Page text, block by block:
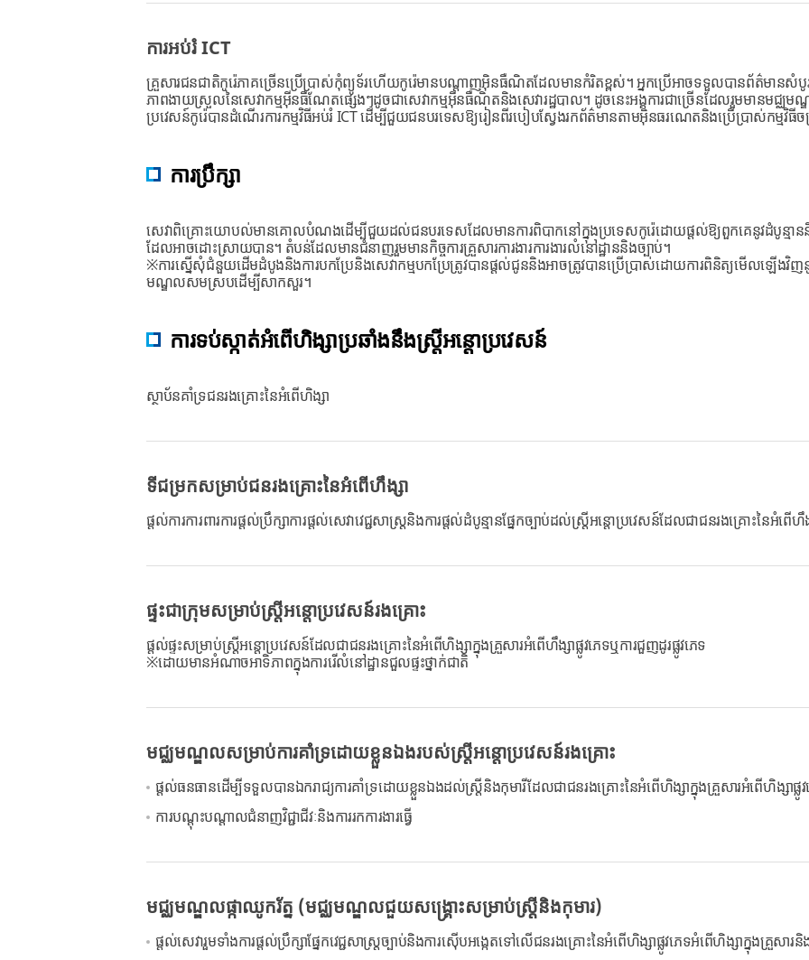
ការអប់រំ ICT
គ្រួសារជនជាតិកូរ៉េភាគច្រើនប្រើប្រាស់កុំព្យូទ័រហើយកូរ៉េមានបណ្តាញអ៊ិនធឺណិតដែលមានកំរិតខ្ពស់។ អ្នកប្រើអាចទទួលបានព័ត៌មាន
ភាពងាយស្រួលនៃសេវាកម្មអ៊ីនធឺណែតផ្សេងៗដូចជាសេវាកម្មអ៊ីនធឺណិតនិងសេវារដ្ឋបាល។ ដូចនេះអង្គការជាច្រើនដែលរួមមានមជ្
ប្រវេសន៍កូរ៉េបានដំណើរការកម្មវិធីអប់រំ ICT ដើម្បីជួយជនបរទេសឱ្យរៀនពីរបៀបស្វែងរកព័ត៌មានតាមអ៊ិនធរណេតនិងប្រើប្រាស់កម្មវិធីច
ការប្រឹក្សា
សេវាពិគ្រោះយោបល់មានគោលបំណងដើម្បីជួយដល់ជនបរទេសដែលមានការពិបាកនៅក្នុងប្រទេសកូរ៉េដោយផ្តល់ឱ្យពួកគេនូវដំបូន្មាន
ដែលអាចដោះស្រាយបាន។ តំបន់ដែលមានជំនាញរួមមានកិច្ចការគ្រួសារការងារការងារលំនៅដ្ឋាននិងច្បាប់។
※ការស្នើសុំជំនួយដើមដំបូងនិងការបកប្រែនិងសេវាកម្មបកប្រែត្រូវបានផ្តល់ជូននិងអាចត្រូវបានប្រើប្រាស់ដោយការពិនិត្យមើលឡើងវិញ
មណ្ឌលសមស្របដើម្បីសាកសួរ។
ការទប់ស្កាត់អំពើហិង្សាប្រឆាំងនឹងស្ត្រីអន្តោប្រវេសន៍
ស្ថាប័នគាំទ្រជនរងគ្រោះនៃអំពើហិង្សា
ទីជម្រកសម្រាប់ជនរងគ្រោះនៃអំពើហឹង្សា
ផ្តល់ការការពារការផ្តល់ប្រឹក្សាការផ្តល់សេវាវេជ្ជសាស្ត្រនិងការផ្តល់ដំបូន្មានផ្នែកច្បាប់ដល់ស្ត្រីអន្តោប្រវេសន៍ដែលជាជនរងគ្រោះនៃអំ
ផ្ទះជាក្រុមសម្រាប់ស្ត្រីអន្តោប្រវេសន៍រងគ្រោះ
ផ្តល់ផ្ទះសម្រាប់ស្ត្រីអន្តោប្រវេសន៍ដែលជាជនរងគ្រោះនៃអំពើហិង្សាក្នុងគ្រួសារអំពើហឹង្សាផ្លូវភេទឬការជួញដូរផ្លូវភេទ
※ដោយមានអំណាចអាទិភាពក្នុងការរើលំនៅដ្ឋានជួលផ្ទះថ្នាក់ជាតិ
មជ្ឈមណ្ឌលសម្រាប់ការគាំទ្រដោយខ្លួនឯងរបស់ស្ត្រីអន្តោប្រវេសន៍រងគ្រោះ
ផ្តល់ធនធានដើម្បីទទួលបានឯករាជ្យការគាំទ្រដោយខ្លួនឯងដល់ស្រ្តីនិងកុមារីដែលជាជនរងគ្រោះនៃអំពើហិង្សាក្នុងគ្រួសារអំពើហិង្សាផ្លូវ
ការបណ្តុះបណ្តាលជំនាញវិជ្ជាជីវៈនិងការរកការងារធ្វើ
មជ្ឈមណ្ឌលផ្កាឈូករ័ត្ន (មជ្ឈមណ្ឌលជួយសង្គ្រោះសម្រាប់ស្ត្រីនិងកុមារ)
ផ្តល់សេវារួមទាំងការផ្តល់ប្រឹក្សាផ្នែកវេជ្ជសាស្ត្រច្បាប់និងការស៊ើបអង្កេតទៅលើជនរងគ្រោះនៃអំពើហិង្សាផ្លូវភេទអំពើហិង្សាក្នុងគ្រួសា